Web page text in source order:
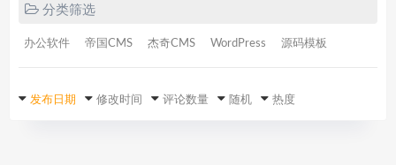
分类筛选
办公软件 帝国CMS 杰奇CMS WordPress 源码模板
发布日期 修改时间 评论数量 随机 热度